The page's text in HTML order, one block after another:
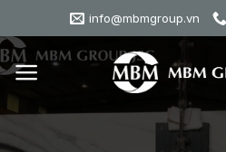
to
content
info@mbmgroup.vn